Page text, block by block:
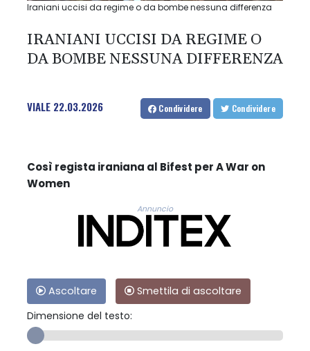
Iraniani uccisi da regime o da bombe nessuna differenza
IRANIANI UCCISI DA REGIME O
DA BOMBE NESSUNA DIFFERENZA
VIALE 22.03.2026 Condividere Condividere
Così regista iraniana al Bifest per A War on
Women
Annuncio
Ascoltare
Smettila di ascoltare
Dimensione del testo: